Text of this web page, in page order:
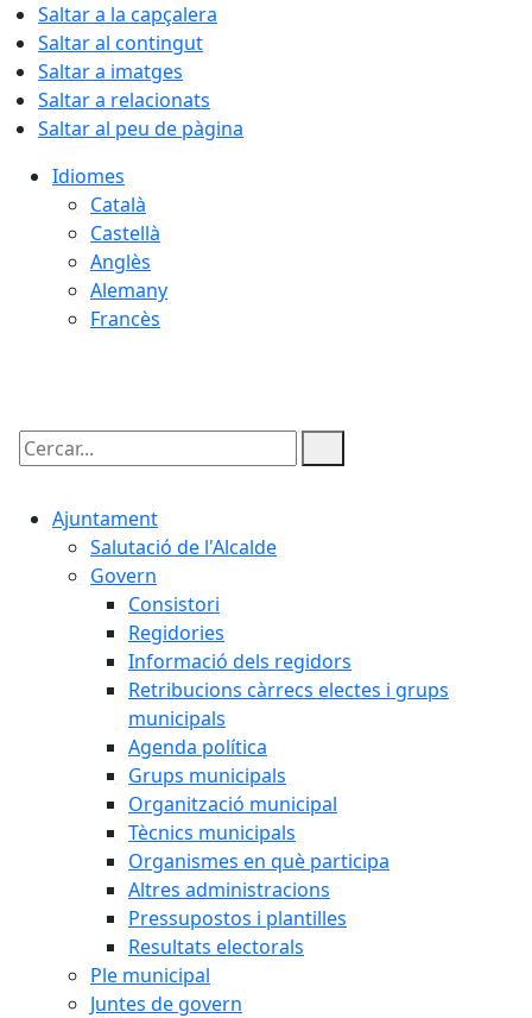
Saltar a la capçalera
Saltar al contingut
Saltar a imatges
Saltar a relacionats
Saltar al peu de pàgina
Idiomes
Català
Castellà
Anglès
Alemany
Francès
Cercar:
Ajuntament
Salutació de l'Alcalde
Govern
Consistori
Regidories
Informació dels regidors
Retribucions càrrecs electes i grups
municipals
Agenda política
Grups municipals
Organització municipal
Tècnics municipals
Organismes en què participa
Altres administracions
Pressupostos i plantilles
Resultats electorals
Ple municipal
Juntes de govern